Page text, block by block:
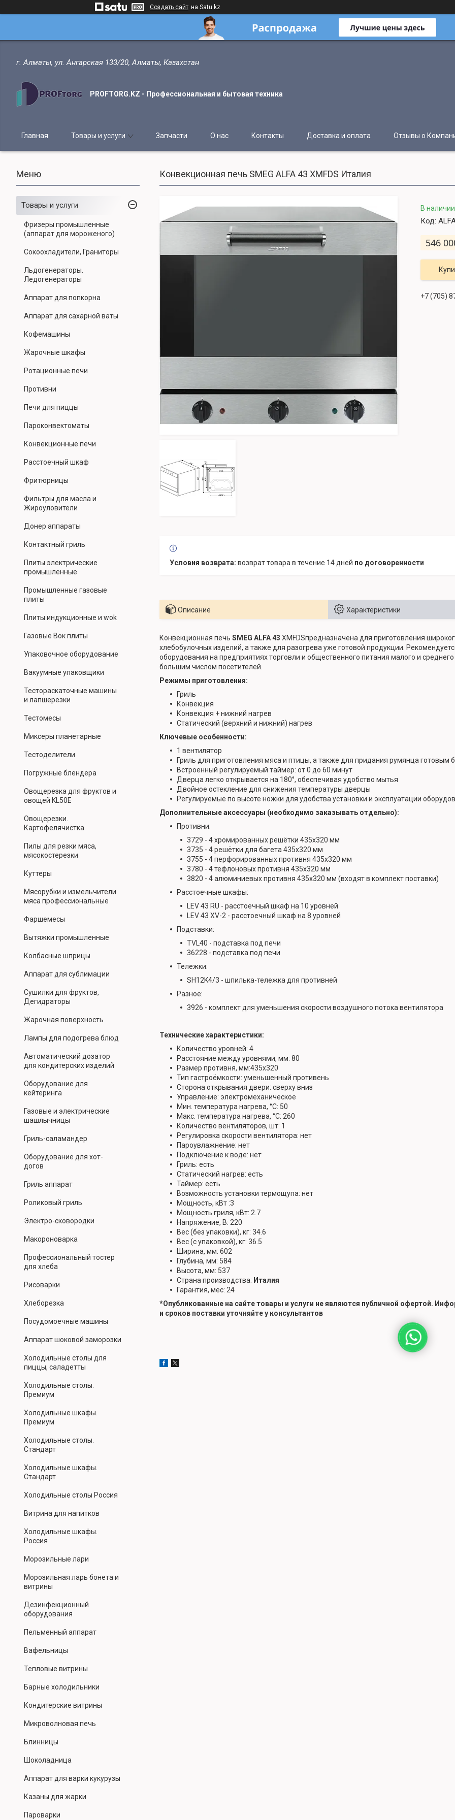
Создать сайт на Satu.kz
г. Алматы, ул. Ангарская 133/20, Алматы, Казахстан
PROFTORG.KZ - Профессиональная и бытовая техника
Главная Товары и услуги Запчасти О нас Контакты Доставка и оплата Отзывы о
Товары и услуги
Фризеры промышленные
(аппарат для мороженого)
Сокоохладители, Граниторы
Льдогенераторы.
Ледогенераторы
Аппарат для попкорна
Аппарат для сахарной ваты
Кофемашины
Жарочные шкафы
Ротационные печи
Противни
Печи для пиццы
Пароконвектоматы
Конвекционные печи
Расстоечный шкаф
Фритюрницы
Фильтры для масла и
Жироуловители
Донер аппараты
Контактный гриль
Плиты электрические
промышленные
Промышленные газовые
плиты
Плиты индукционные и wok
Газовые Вок плиты
Упаковочное оборудование
Вакуумные упаковщики
Тестораскаточные машины
и лапшерезки
Тестомесы
Миксеры планетарные
Тестоделители
Погружные блендера
Овощерезка для фруктов и
овощей KL50E
Овощерезки.
Картофелячистка
Пилы для резки мяса,
мясокостерезки
Куттеры
Мясорубки и измельчители
мяса профессиональные
Фаршемесы
Вытяжки промышленные
Колбасные шприцы
Аппарат для сублимации
Сушилки для фруктов,
Дегидраторы
Жарочная поверхность
Лампы для подогрева блюд
Автоматический дозатор
для кондитерских изделий
Оборудование для
кейтеринга
Газовые и электрические
шашлычницы
Гриль-саламандер
Оборудование для хот-
догов
Гриль аппарат
Роликовый гриль
Электро-сковородки
Макороноварка
Профессиональный тостер
для хлеба
Рисоварки
Хлеборезка
Посудомоечные машины
Аппарат шоковой заморозки
Холодильные столы для
пиццы, саладетты
Холодильные столы.
Премиум
Холодильные шкафы.
Премиум
Холодильные столы.
Стандарт
Холодильные шкафы.
Стандарт
Холодильные столы Россия
Витрина для напитков
Холодильные шкафы.
Россия
Морозильные лари
Морозильная ларь бонета и
витрины
Дезинфекционный
оборудования
Пельменный аппарат
Вафельницы
Тепловые витрины
Барные холодильники
Кондитерские витрины
Микроволновая печь
Блинницы
Шоколадница
Аппарат для варки кукурузы
Казаны для жарки
Пароварки
Конвекционная печь SMEG ALFA 43 XMFDS Италия
В наличии
Код:
546
+7 (705)
возврат товара в течение 14 дней по договоренности
Описание Характеристики
Конвекционная печь SMEG ALFA 43 XMFDSпредназначена для приготовления
хлебобулочных изделий, а также для разогрева уже готовой продукции.
оборудования на предприятиях торговли и общественного питания малого и
большим числом посетителей.
Режимы приготовления:
Гриль
Конвекция
Конвекция + нижний нагрев
Статический (верхний и нижний) нагрев
Ключевые особенности:
1 вентилятор
Гриль для приготовления мяса и птицы, а также для придания румянца готовым
Встроенный регулируемый таймер: от 0 до 60 минут
Дверца легко открывается на 180°, обеспечивая удобство мытья
Двойное остекление для снижения температуры дверцы
Регулируемые по высоте ножки для удобства установки и эксплуатации
Дополнительные аксессуары (необходимо заказывать отдельно):
Противни:
3729 - 4 хромированных решётки 435х320 мм
3735 - 4 решётки для багета 435х320 мм
3755 - 4 перфорированных противня 435х320 мм
3780 - 4 тефлоновых противня 435х320 мм
3820 - 4 алюминиевых противня 435х320 мм (входят в комплект поставки)
Расстоечные шкафы:
LEV 43 RU - расстоечный шкаф на 10 уровней
LEV 43 XV-2 - расстоечный шкаф на 8 уровней
Подставки:
TVL40 - подставка под печи
36228 - подставка под печи
Тележки:
SH12K4/3 - шпилька-тележка для противней
Разное:
3926 - комплект для уменьшения скорости воздушного потока вентилятора
Технические характеристики:
Количество уровней: 4
Расстояние между уровнями, мм: 80
Размер противня, мм:435х320
Тип гастроёмкости: уменьшенный противень
Сторона открывания двери: сверху вниз
Управление: электромеханическое
Мин. температура нагрева, °C: 50
Макс. температура нагрева, °C: 260
Количество вентиляторов, шт: 1
Регулировка скорости вентилятора: нет
Пароувлажнение: нет
Подключение к воде: нет
Гриль: есть
Статический нагрев: есть
Таймер: есть
Возможность установки термощупа: нет
Мощность, кВт :3
Мощность гриля, кВт: 2.7
Напряжение, В: 220
Вес (без упаковки), кг: 34.6
Вес (с упаковкой), кг: 36.5
Ширина, мм: 602
Глубина, мм: 584
Высота, мм: 537
Страна производства: Италия
Гарантия, мес: 24
*Опубликованные на сайте товары и услуги не являются публичной офертой.
и сроков поставки уточняйте у консультантов